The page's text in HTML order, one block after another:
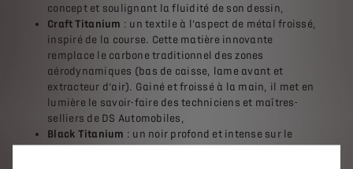
concept et soulignant la fluidité de son dessin,
Craft Titanium : un textile à l’aspect de métal froissé,
inspiré de la course. Cette matière innovante
remplace le carbone traditionnel des zones
aérodynamiques (bas de caisse, lame avant et
extracteur d’air). Gainé et froissé à la main, il met en
lumière le savoir-faire des techniciens et maîtres-
selliers de DS Automobiles,
Black Titanium : un noir profond et intense sur le
pavillon et le becquet, renforçant le caractère et la